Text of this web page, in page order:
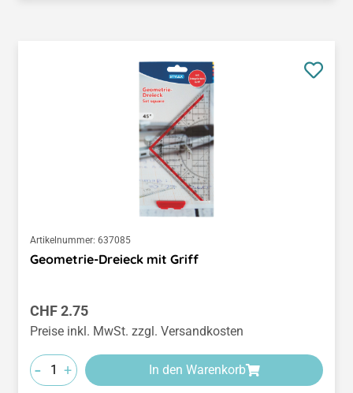
Artikelnummer: 637085
Geometrie-Dreieck mit Griff
Regulärer Preis:
CHF 2.75
Preise inkl. MwSt. zzgl. Versandkosten
- + In den Warenkorb